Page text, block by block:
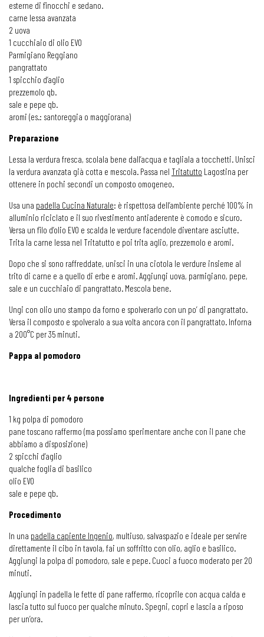
esterne di finocchi e sedano.
carne lessa avanzata
2 uova
1 cucchiaio di olio EVO
Parmigiano Reggiano
pangrattato
1 spicchio d’aglio
prezzemolo qb.
sale e pepe qb.
aromi (es.: santoreggia o maggiorana)
Preparazione
Lessa la verdura fresca, scolala bene dall’acqua e tagliala a tocchetti. Unisci
la verdura avanzata già cotta e mescola. Passa nel Tritatutto Lagostina per
ottenere in pochi secondi un composto omogeneo.
Usa una padella Cucina Naturale: è rispettosa dell’ambiente perché 100% in
alluminio riciclato e il suo rivestimento antiaderente è comodo e sicuro.
Versa un filo d’olio EVO e scalda le verdure facendole diventare asciutte.
Trita la carne lessa nel Tritatutto e poi trita aglio, prezzemolo e aromi.
Dopo che si sono raffreddate, unisci in una ciotola le verdure insieme al
trito di carne e a quello di erbe e aromi. Aggiungi uova, parmigiano, pepe,
sale e un cucchiaio di pangrattato. Mescola bene.
Ungi con olio uno stampo da forno e spolverarlo con un po’ di pangrattato.
Versa il composto e spolveralo a sua volta ancora con il pangrattato. Inforna
a 200°C per 35 minuti.
Pappa al pomodoro
Ingredienti per 4 persone
1 kg polpa di pomodoro
pane toscano raffermo (ma possiamo sperimentare anche con il pane che
abbiamo a disposizione)
2 spicchi d’aglio
qualche foglia di basilico
olio EVO
sale e pepe qb.
Procedimento
In una padella capiente Ingenio, multiuso, salvaspazio e ideale per servire
direttamente il cibo in tavola, fai un soffritto con olio, aglio e basilico.
Aggiungi la polpa di pomodoro, sale e pepe. Cuoci a fuoco moderato per 20
minuti.
Aggiungi in padella le fette di pane raffermo, ricoprile con acqua calda e
lascia tutto sul fuoco per qualche minuto. Spegni, copri e lascia a riposo
per un’ora.